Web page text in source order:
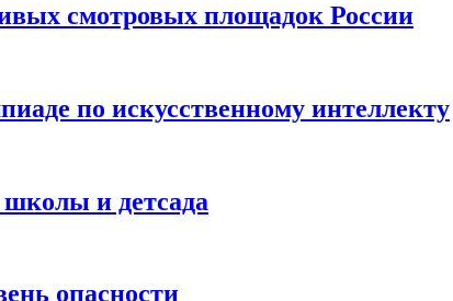
смотровых площадок России
по искусственному интеллекту
и детсада
опасности